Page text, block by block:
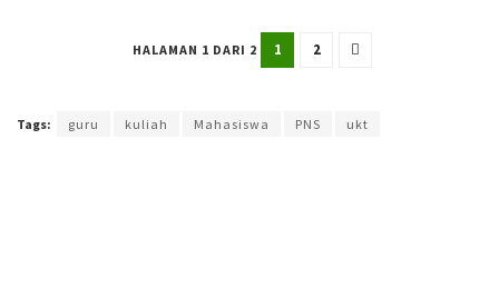
HALAMAN 1 DARI 2 1 2
Tags: guru kuliah Mahasiswa PNS ukt